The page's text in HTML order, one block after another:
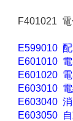
F401021
E599010
E601010
E601020
E603010
E603040
E603050